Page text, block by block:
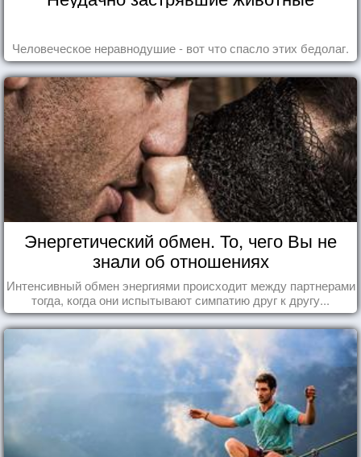
Человеческое неравнодушие - вот что спасло этих бедолаг.
Энергетический обмен. То, чего Вы не
знали об отношениях
Интенсивный обмен энергиями происходит между партнерами
тогда, когда они испытывают симпатию друг к другу...